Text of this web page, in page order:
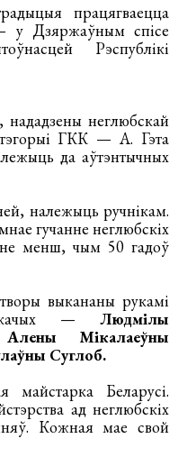
працягваецца
Дзяржаўным спісе
Рэспублікі
неглюбскай
ГКК — А. Гэта
да аўтэнтычных
належыць ручнікам.
гучанне неглюбскіх
не менш, чым 50 гадоў
выкананы рукамі
ткачых — Людмілы
Алены Мікалаеўны
Суглоб.
Беларусі.
ад неглюбскіх
Кожная мае свой